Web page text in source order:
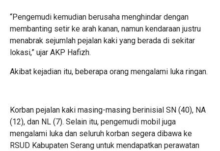
“Pengemudi kemudian berusaha menghindar dengan
membanting setir ke arah kanan, namun kendaraan justru
menabrak sejumlah pejalan kaki yang berada di sekitar
lokasi,” ujar AKP Hafizh.
Akibat kejadian itu, beberapa orang mengalami luka ringan.
Korban pejalan kaki masing-masing berinisial SN (40), NA
(12), dan NL (7). Selain itu, pengemudi mobil juga
mengalami luka dan seluruh korban segera dibawa ke
RSUD Kabupaten Serang untuk mendapatkan perawatan